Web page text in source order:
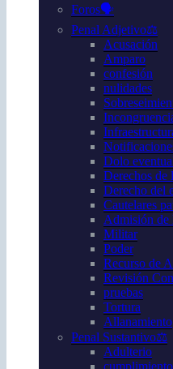
Foros🗣️
Penal Adjetivo⚖️
Acusación
Amparo
confesión
nulidades
Dolo
Derechos de
Derecho del
Cautelares
Admisión de
Militar
Poder
Recurso de
Revisión
pruebas
Tortura
Allanamiento
Penal Sustantivo⚖️
Adulterio